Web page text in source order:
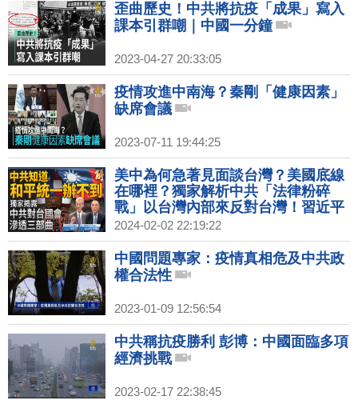
歪曲歷史！中共將抗疫「成果」寫入
課本引群嘲｜中國一分鐘
2023-04-27 20:33:05
疫情攻進中南海？秦剛「健康因素」
缺席會議
2023-07-11 19:44:25
美中為何急著見面談台灣？美國底線
在哪裡？獨家解析中共「法律粉碎
戰」以台灣內部來反對台灣！習近平
內部講話為何遭到洩漏？請香港朋友
快離開香港！｜明居正｜宋國誠｜新
聞大破解 【2024年2月2日】
2024-02-02 22:19:22
中國問題專家：疫情真相危及中共政
權合法性
2023-01-09 12:56:54
中共稱抗疫勝利 彭博：中國面臨多項
經濟挑戰
2023-02-17 22:38:45